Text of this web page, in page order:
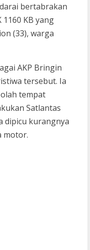
bertabrakan
KB yang
(33), warga
AKP Bringin
tersebut. Ia
tempat
Satlantas
dipicu kurangnya
motor.